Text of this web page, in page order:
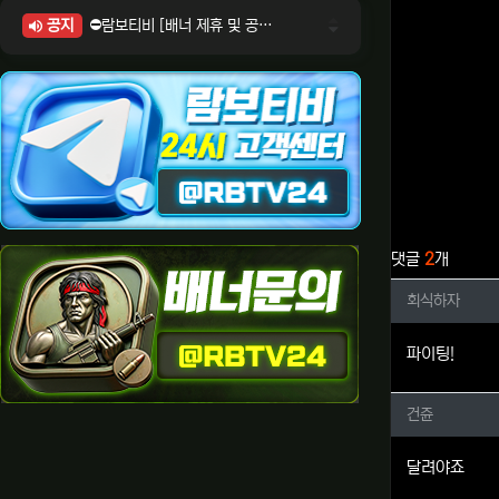
댓글 2개
회식하
회식하자
파이팅!
건쥰님
건쥰
달려야죠
공지
⛔람보티비 [배너 제휴 및 공식 입점 문의 안내]
⛔람보티비 [정회원 등급UP! 안내사항]
⛔람보티비 [채팅방 이용시 주의사항]
⛔람보티비 [공식보증업체 안내]